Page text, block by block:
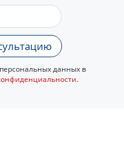
данных в
.